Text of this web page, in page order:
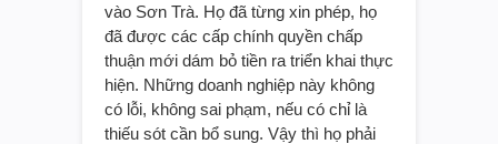
vào Sơn Trà. Họ đã từng xin phép, họ
đã được các cấp chính quyền chấp
thuận mới dám bỏ tiền ra triển khai thực
hiện. Những doanh nghiệp này không
có lỗi, không sai phạm, nếu có chỉ là
thiếu sót cần bổ sung. Vậy thì họ phải